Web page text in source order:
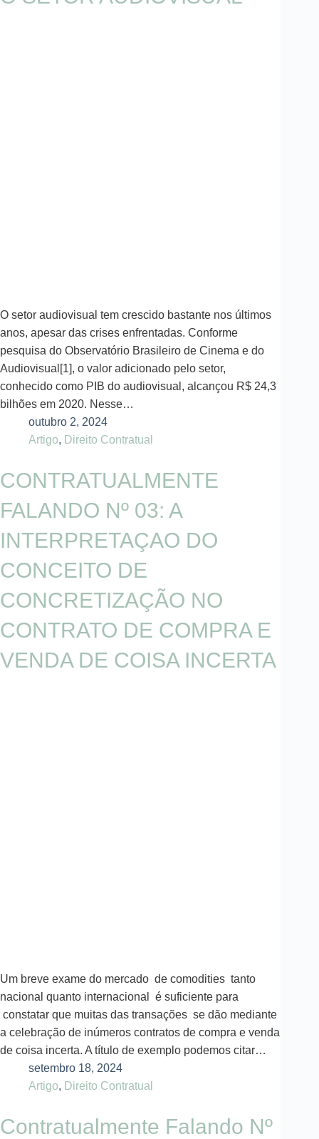
O setor audiovisual tem crescido bastante nos últimos
anos, apesar das crises enfrentadas. Conforme
pesquisa do Observatório Brasileiro de Cinema e do
Audiovisual[1], o valor adicionado pelo setor,
conhecido como PIB do audiovisual, alcançou R$ 24,3
bilhões em 2020. Nesse…
outubro 2, 2024
Artigo, Direito Contratual
CONTRATUALMENTE
FALANDO Nº 03: A
INTERPRETAÇAO DO
CONCEITO DE
CONCRETIZAÇÃO NO
CONTRATO DE COMPRA E
VENDA DE COISA INCERTA
Um breve exame do mercado de comodities tanto
nacional quanto internacional é suficiente para
constatar que muitas das transações se dão mediante
a celebração de inúmeros contratos de compra e venda
de coisa incerta. A título de exemplo podemos citar…
setembro 18, 2024
Artigo, Direito Contratual
Contratualmente Falando Nº